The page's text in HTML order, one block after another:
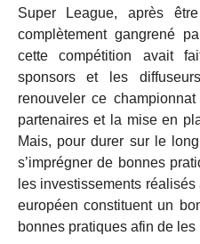
Super League, après
complètement gangrené
cette compétition avait
sponsors et les
renouveler ce
partenaires et la mise en
Mais, pour durer sur le
s’imprégner de bonnes
les investissements réalisés
européen constituent un
bonnes pratiques afin de